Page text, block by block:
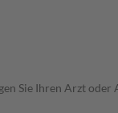
Sie Ihren Arzt